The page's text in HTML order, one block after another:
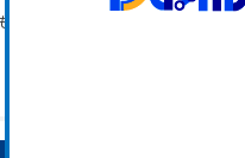
アクセス可能です